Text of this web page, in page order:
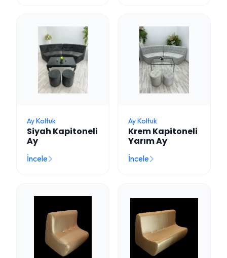
Ay Koltuk
Siyah Kapitoneli
Ay
İncele
Ay Koltuk
Krem Kapitoneli
Yarım Ay
İncele